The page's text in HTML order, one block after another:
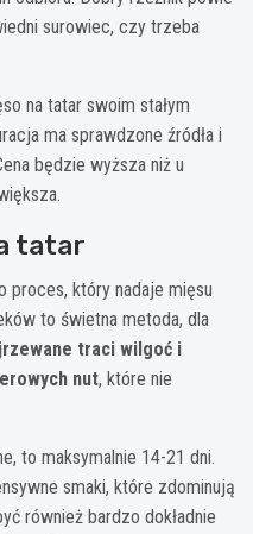
surowiec, czy trzeba
na tatar swoim stałym
ma sprawdzone źródła i
będzie wyższa niż u
tatar
proces, który nadaje mięsu
to świetna metoda, dla
traci wilgoć i
nut, które nie
to maksymalnie 14-21 dni.
smaki, które zdominują
również bardzo dokładnie